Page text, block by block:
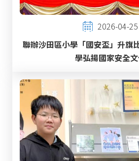
2026-04-25
聯辦沙田區小學「國安盃」升旗
學弘揚國家安全